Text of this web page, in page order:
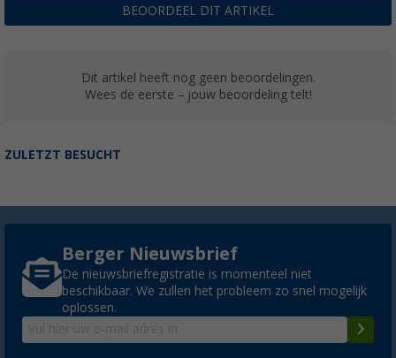
BEOORDEEL DIT ARTIKEL
Dit artikel heeft nog geen beoordelingen.
Wees de eerste – jouw beoordeling telt!
ZULETZT BESUCHT
Berger Nieuwsbrief
De nieuwsbriefregistratie is momenteel niet
beschikbaar. We zullen het probleem zo snel mogelijk
oplossen.